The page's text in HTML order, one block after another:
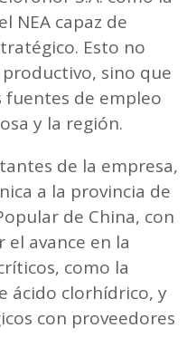
NEA capaz de
Esto no
sino que
de empleo
y la región.
de la empresa,
a la provincia de
de China, con
avance en la
como la
ácido clorhídrico, y
con proveedores